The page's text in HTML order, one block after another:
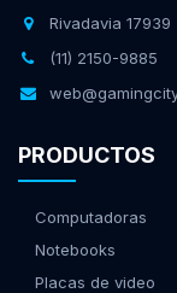
Rivadavia 17939
(11) 2150-9885
PRODUCTOS
Computadoras
Notebooks
Placas de video